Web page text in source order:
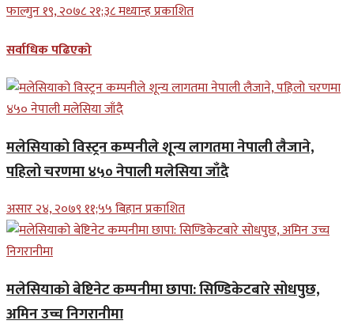
फाल्गुन १९, २०७८ २१;३८ मध्यान्ह प्रकाशित
सर्वाधिक पढिएको
मलेसियाको विस्ट्रन कम्पनीले शून्य लागतमा नेपाली लैजाने,
पहिलो चरणमा ४५० नेपाली मलेसिया जाँदै
असार २४, २०७९ ११;५५ बिहान प्रकाशित
मलेसियाको बेष्टिनेट कम्पनीमा छापा: सिण्डिकेटबारे सोधपुछ,
अमिन उच्च निगरानीमा